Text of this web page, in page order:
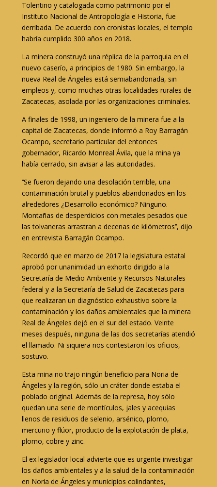
Tolentino y catalogada como patrimonio por el
Instituto Nacional de Antropología e Historia, fue
derribada. De acuerdo con cronistas locales, el templo
habría cumplido 300 años en 2018.
La minera construyó una réplica de la parroquia en el
nuevo caserío, a principios de 1980. Sin embargo, la
nueva Real de Ángeles está semiabandonada, sin
empleos y, como muchas otras localidades rurales de
Zacatecas, asolada por las organizaciones criminales.
A finales de 1998, un ingeniero de la minera fue a la
capital de Zacatecas, donde informó a Roy Barragán
Ocampo, secretario particular del entonces
gobernador, Ricardo Monreal Ávila, que la mina ya
había cerrado, sin avisar a las autoridades.
‘‘Se fueron dejando una desolación terrible, una
contaminación brutal y pueblos abandonados en los
alrededores ¿Desarrollo económico? Ninguno.
Montañas de desperdicios con metales pesados que
las tolvaneras arrastran a decenas de kilómetros’’, dijo
en entrevista Barragán Ocampo.
Recordó que en marzo de 2017 la legislatura estatal
aprobó por unanimidad un exhorto dirigido a la
Secretaría de Medio Ambiente y Recursos Naturales
federal y a la Secretaría de Salud de Zacatecas para
que realizaran un diagnóstico exhaustivo sobre la
contaminación y los daños ambientales que la minera
Real de Ángeles dejó en el sur del estado. Veinte
meses después, ninguna de las dos secretarías atendió
el llamado. Ni siquiera nos contestaron los oficios,
sostuvo.
Esta mina no trajo ningún beneficio para Noria de
Ángeles y la región, sólo un cráter donde estaba el
poblado original. Además de la represa, hoy sólo
quedan una serie de montículos, jales y acequias
llenos de residuos de selenio, arsénico, plomo,
mercurio y flúor, producto de la explotación de plata,
plomo, cobre y zinc.
El ex legislador local advierte que es urgente investigar
los daños ambientales y a la salud de la contaminación
en Noria de Ángeles y municipios colindantes,